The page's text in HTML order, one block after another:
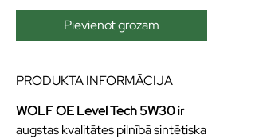
Pievienot grozam
PRODUKTA INFORMĀCIJA
WOLF OE Level Tech 5W30ir
augstas kvalitātes pilnībā sintētiska